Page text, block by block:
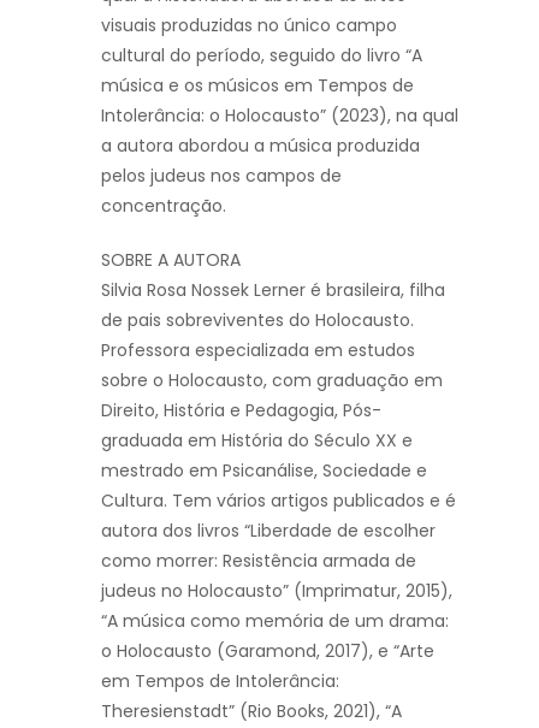
visuais produzidas no único campo
cultural do período, seguido do livro “A
música e os músicos em Tempos de
Intolerância: o Holocausto” (2023), na qual
a autora abordou a música produzida
pelos judeus nos campos de
concentração.
SOBRE A AUTORA
Silvia Rosa Nossek Lerner é brasileira, filha
de pais sobreviventes do Holocausto.
Professora especializada em estudos
sobre o Holocausto, com graduação em
Direito, História e Pedagogia, Pós-
graduada em História do Século XX e
mestrado em Psicanálise, Sociedade e
Cultura. Tem vários artigos publicados e é
autora dos livros “Liberdade de escolher
como morrer: Resistência armada de
judeus no Holocausto” (Imprimatur, 2015),
“A música como memória de um drama:
o Holocausto (Garamond, 2017), e “Arte
em Tempos de Intolerância:
Theresienstadt” (Rio Books, 2021), “A